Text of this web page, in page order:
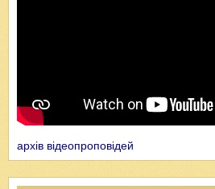
архів відеопроповідей